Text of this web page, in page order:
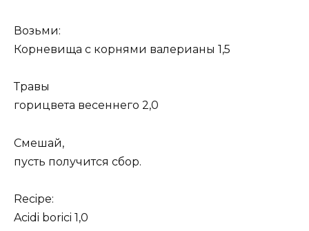
Возьми:
Корневища с корнями валерианы 1,5
Травы
горицвета весеннего 2,0
Смешай,
пусть получится сбор.
Recipe:
Acidi borici 1,0